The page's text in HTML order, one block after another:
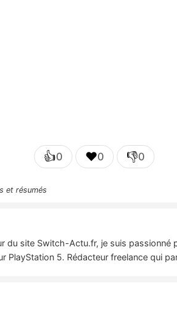
👍0 ❤️0 👎0
et résumés
du site Switch-Actu.fr, je suis
PlayStation 5. Rédacteur freelance qui